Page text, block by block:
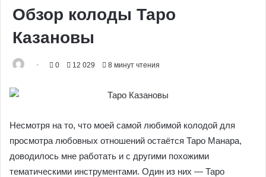
Обзор колоды Таро
Казановы
0 12 029 8 минут чтения
Несмотря на то, что моей самой любимой колодой для
просмотра любовных отношений остаётся Таро Манара,
доводилось мне работать и с другими похожими
тематическими инструментами. Один из них — Таро